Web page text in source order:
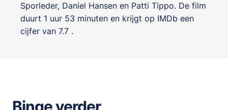
Sporleder, Daniel Hansen en Patti Tippo. De film
duurt 1 uur 53 minuten en krijgt op IMDb een
cijfer van 7.7 .